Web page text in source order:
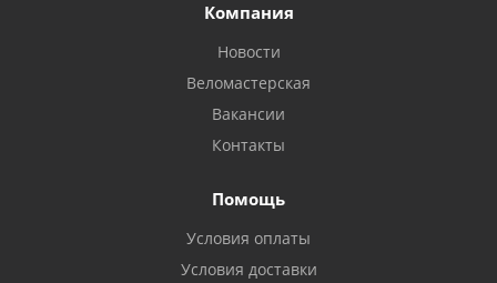
Компания
Новости
Веломастерская
Вакансии
Контакты
Помощь
Условия оплаты
Условия доставки